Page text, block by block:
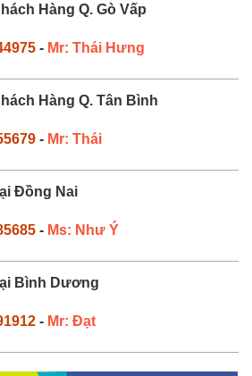
Hàng Q. Gò Vấp
- Mr: Thái Hưng
Hàng Q. Tân Bình
- Mr: Thái
Đồng Nai
- Ms: Như Ý
Bình Dương
- Mr: Đạt